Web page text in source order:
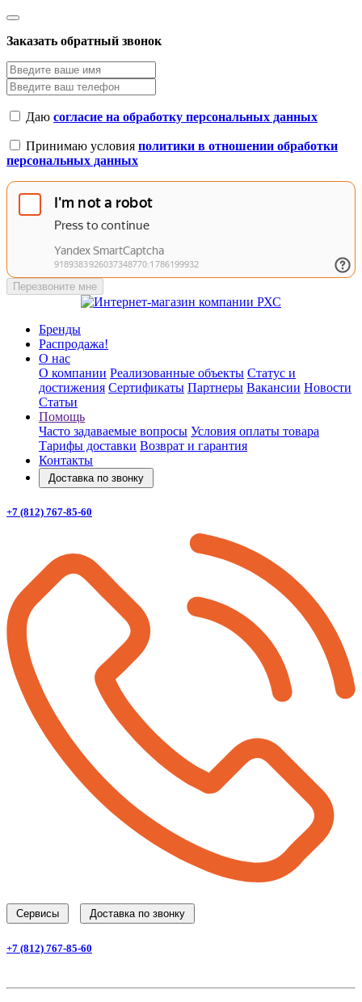
Заказать обратный звонок
Даю согласие на обработку персональных данных
Принимаю условия политики в отношении обработки
персональных данных
Перезвоните мне
Бренды
Распродажа!
О нас
О компании Реализованные объекты Статус и
достижения Сертификаты Партнеры Вакансии Новости
Статьи
Помощь
Часто задаваемые вопросы Условия оплаты товара
Тарифы доставки Возврат и гарантия
Контакты
Доставка по звонку
+7 (812) 767-85-60
Cервисы Доставка по звонку
+7 (812) 767-85-60